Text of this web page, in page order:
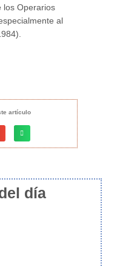
los Operarios
al
artículo
día